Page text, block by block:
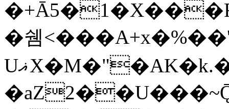
�쉠
UޣX�M�"�AK�k.�